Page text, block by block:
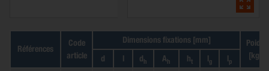
Références
Code
article
Dimensions fixations [mm]
Poids
[kg]
d l dh Ah ht lg lp